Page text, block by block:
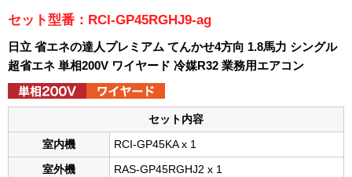
セット型番：RCI-GP45RGHJ9-ag
日立 省エネの達人プレミアム てんかせ4方向 1.8馬力 シングル
超省エネ 単相200V ワイヤード 冷媒R32 業務用エアコン
セット内容
室内機 RCI-GP45KA x 1
室外機 RAS-GP45RGHJ2 x 1